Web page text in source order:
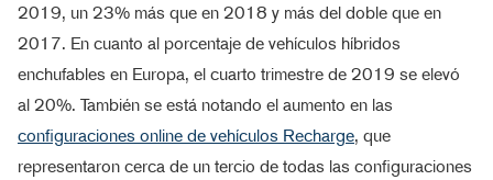
2019, un 23% más que en 2018 y más del doble que en
2017. En cuanto al porcentaje de vehículos híbridos
enchufables en Europa, el cuarto trimestre de 2019 se elevó
al 20%. También se está notando el aumento en las
configuraciones online de vehículos Recharge, que
representaron cerca de un tercio de todas las configuraciones